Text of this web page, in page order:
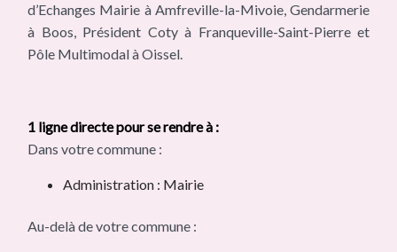
d’Echanges Mairie à Amfreville-la-Mivoie, Gendarmerie
à Boos, Président Coty à Franqueville-Saint-Pierre et
Pôle Multimodal à Oissel.
1 ligne directe pour se rendre à :
Dans votre commune :
Administration : Mairie
Au-delà de votre commune :